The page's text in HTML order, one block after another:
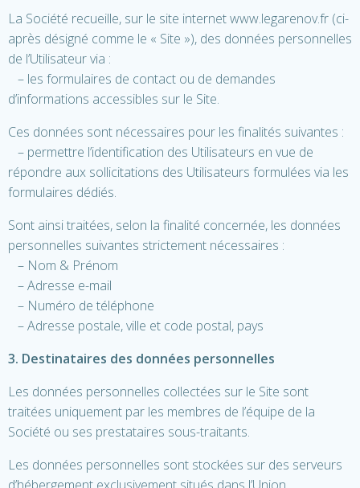
La Société recueille, sur le site internet www.legarenov.fr (ci-
après désigné comme le « Site »), des données personnelles
de l’Utilisateur via :
– les formulaires de contact ou de demandes
d’informations accessibles sur le Site.
Ces données sont nécessaires pour les finalités suivantes :
– permettre l’identification des Utilisateurs en vue de
répondre aux sollicitations des Utilisateurs formulées via les
formulaires dédiés.
Sont ainsi traitées, selon la finalité concernée, les données
personnelles suivantes strictement nécessaires :
– Nom & Prénom
– Adresse e-mail
– Numéro de téléphone
–Adresse postale, ville et code postal, pays
3. Destinataires des données personnelles
Les données personnelles collectées sur le Site sont
traitées uniquement par les membres de l’équipe de la
Société ou ses prestataires sous-traitants.
Les données personnelles sont stockées sur des serveurs